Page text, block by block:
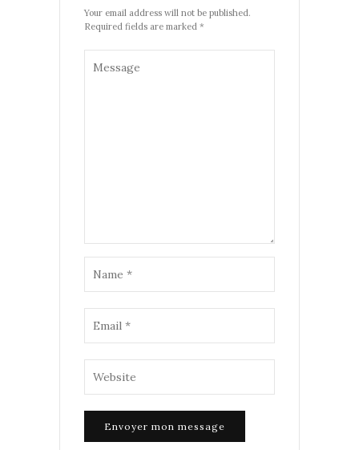
Your email address will not be published.
Required fields are marked *